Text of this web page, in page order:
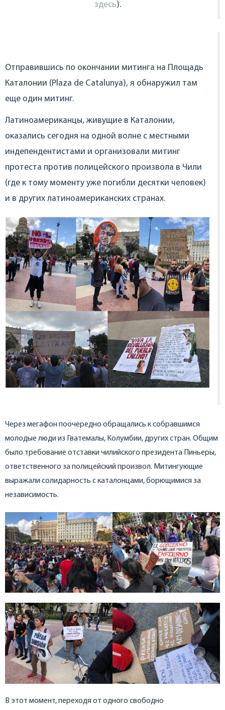
здесь).
Отправившись по окончании митинга на Площадь
Каталонии (Plaza de Catalunya), я обнаружил там
еще один митинг.
Латиноамериканцы, живущие в Каталонии,
оказались сегодня на одной волне с местными
индепендентистами и организовали митинг
протеста против полицейского произвола в Чили
(где к тому моменту уже погибли десятки человек)
и в других латиноамериканских странах.
Через мегафон поочередно обращались к собравшимся
молодые люди из Гватемалы, Колумбии, других стран. Общим
было требование отставки чилийского президента Пиньеры,
ответственного за полицейский произвол. Митингующие
выражали солидарность с каталонцами, борющимися за
независимость.
В этот момент, переходя от одного свободно